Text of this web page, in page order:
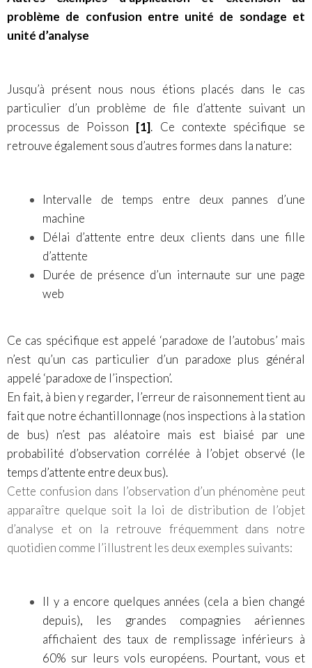
problème de confusion entre unité de sondage et
unité d’analyse
Jusqu’à présent nous nous étions placés dans le cas
particulier d’un problème de file d’attente suivant un
processus de Poisson [1]. Ce contexte spécifique se
retrouve également sous d’autres formes dans la nature:
Intervalle de temps entre deux pannes d’une
machine
Délai d’attente entre deux clients dans une fille
d’attente
Durée de présence d’un internaute sur une page
web
Ce cas spécifique est appelé ‘paradoxe de l’autobus’ mais
n’est qu’un cas particulier d’un paradoxe plus général
appelé ‘paradoxe de l’inspection’.
En fait, à bien y regarder, l’erreur de raisonnement tient au
fait que notre échantillonnage (nos inspections à la station
de bus) n’est pas aléatoire mais est biaisé par une
probabilité d’observation corrélée à l’objet observé (le
temps d’attente entre deux bus).
Cette confusion dans l’observation d’un phénomène peut
apparaître quelque soit la loi de distribution de l’objet
d’analyse et on la retrouve fréquemment dans notre
quotidien comme l’illustrent les deux exemples suivants:
Il y a encore quelques années (cela a bien changé
depuis), les grandes compagnies aériennes
affichaient des taux de remplissage inférieurs à
60% sur leurs vols européens. Pourtant, vous et